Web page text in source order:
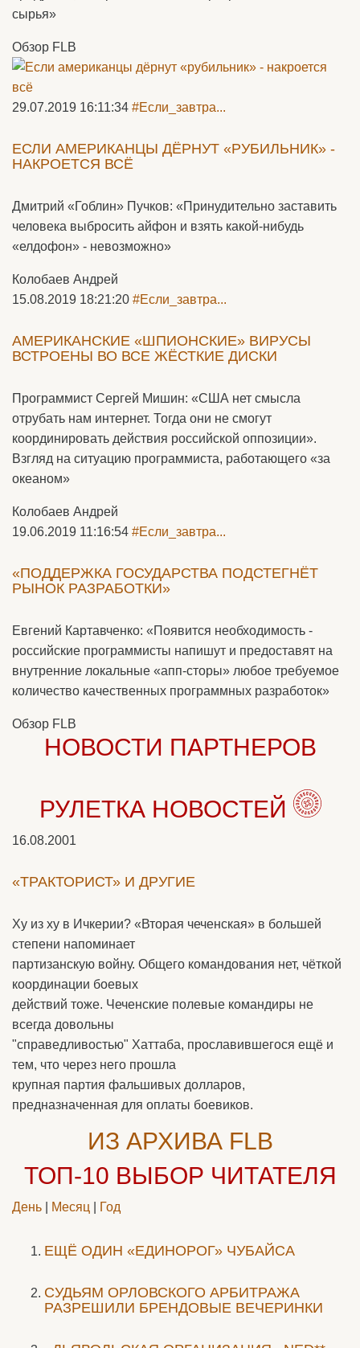
сырья»
Обзор FLB
29.07.2019 16:11:34 #Если_завтра...
ЕСЛИ АМЕРИКАНЦЫ ДЁРНУТ «РУБИЛЬНИК» -
НАКРОЕТСЯ ВСЁ
Дмитрий «Гоблин» Пучков: «Принудительно заставить
человека выбросить айфон и взять какой-нибудь
«елдофон» - невозможно»
Колобаев Андрей
15.08.2019 18:21:20 #Если_завтра...
АМЕРИКАНСКИЕ «ШПИОНСКИЕ» ВИРУСЫ
ВСТРОЕНЫ ВО ВСЕ ЖЁСТКИЕ ДИСКИ
Программист Сергей Мишин: «США нет смысла
отрубать нам интернет. Тогда они не смогут
координировать действия российской оппозиции».
Взгляд на ситуацию программиста, работающего «за
океаном»
Колобаев Андрей
19.06.2019 11:16:54 #Если_завтра...
«ПОДДЕРЖКА ГОСУДАРСТВА ПОДСТЕГНЁТ
РЫНОК РАЗРАБОТКИ»
Евгений Картавченко: «Появится необходимость -
российские программисты напишут и предоставят на
внутренние локальные «апп-сторы» любое требуемое
количество качественных программных разработок»
Обзор FLB
НОВОСТИ ПАРТНЕРОВ
РУЛЕТКА НОВОСТЕЙ
16.08.2001
«ТРАКТОРИСТ» И ДРУГИЕ
Ху из ху в Ичкерии? «Вторая чеченская» в большей
степени напоминает
партизанскую войну. Общего командования нет, чёткой
координации боевых
действий тоже. Чеченские полевые командиры не
всегда довольны
"справедливостью" Хаттаба, прославившегося ещё и
тем, что через него прошла
крупная партия фальшивых долларов,
предназначенная для оплаты боевиков.
ИЗ АРХИВА FLB
ТОП-10 ВЫБОР ЧИТАТЕЛЯ
День Месяц Год
ЕЩЁ ОДИН «ЕДИНОРОГ» ЧУБАЙСА
CУДЬЯМ ОРЛОВСКОГО АРБИТРАЖА
РАЗРЕШИЛИ БРЕНДОВЫЕ ВЕЧЕРИНКИ